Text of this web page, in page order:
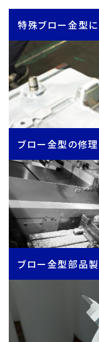
特殊ブロー金型
ブロー金型の修理
ブロー金型部品